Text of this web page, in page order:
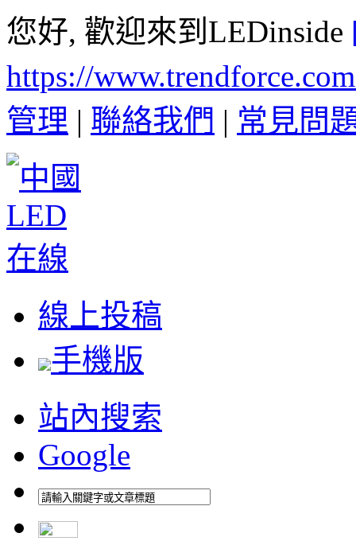
您好, 歡迎來到LEDinside
https://
管理 | 聯絡我們 | 常見問
線上投稿
手機版
站內搜索
Google